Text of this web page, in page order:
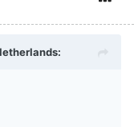
: